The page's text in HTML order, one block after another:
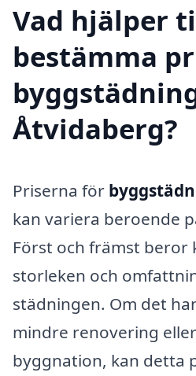
Vad hjälper
bestämma
Åtvidaberg?
Priserna för
kan variera beroende
Först och främst beror
storleken och
städningen. Om det
mindre renovering
byggnation, kan detta